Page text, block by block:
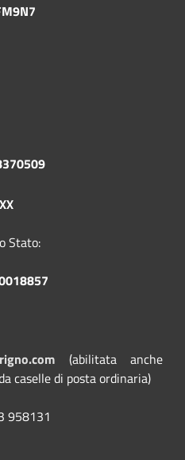
Stato:
(abilitata anche
caselle di posta ordinaria)
958131